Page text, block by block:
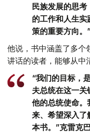
民族发展的思
的工作和人生
策的重要方向。
他说，书中涵盖了多个
讲话的读者，能够从中
“我们的目标，
夫总统在这一
他的总统使命。
来、希望深入了
本书。”克雷克